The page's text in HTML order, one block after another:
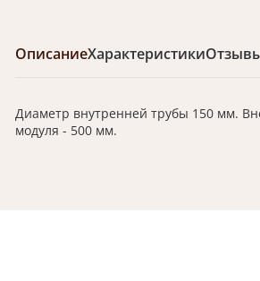
ОписаниеХарактеристики
Диаметр внутренней трубы 150 мм.
модуля - 500 мм.